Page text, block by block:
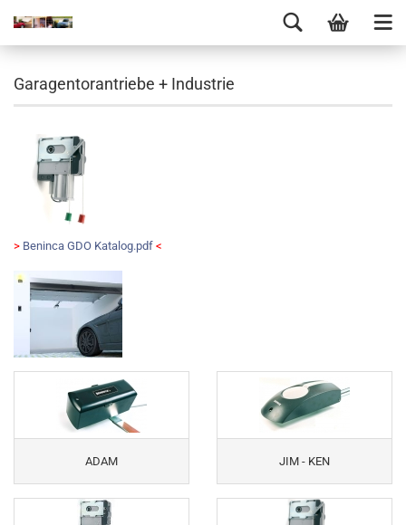
Garagentorantriebe + Industrie
> Beninca GDO Katalog.pdf <
ADAM JIM - KEN